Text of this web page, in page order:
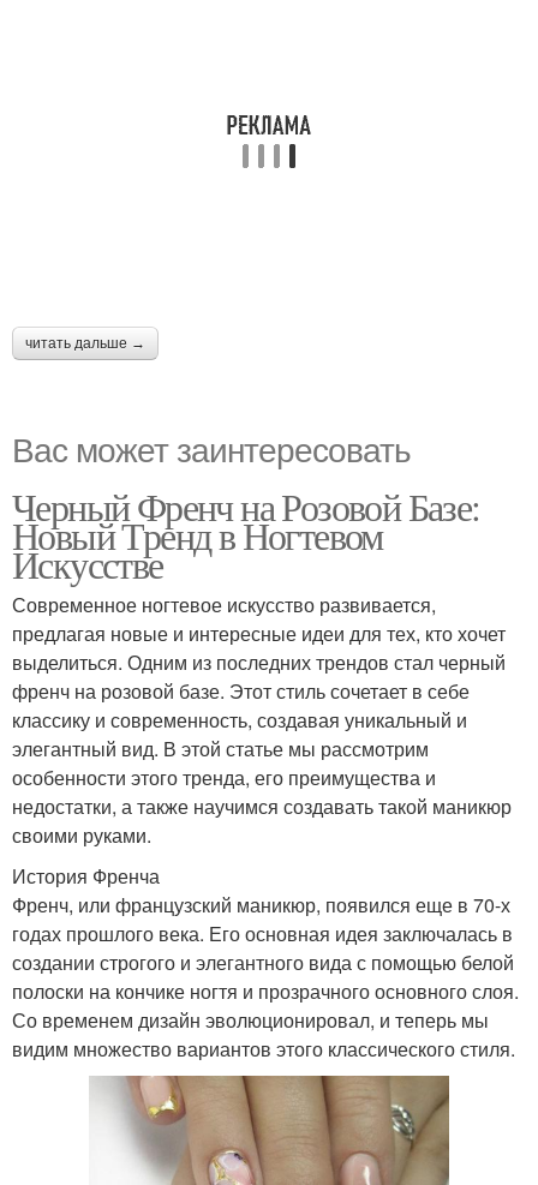
читать дальше →
Вас может заинтересовать
Черный Френч на Розовой Базе:
Новый Тренд в Ногтевом
Искусстве
Современное ногтевое искусство развивается,
предлагая новые и интересные идеи для тех, кто хочет
выделиться. Одним из последних трендов стал черный
френч на розовой базе. Этот стиль сочетает в себе
классику и современность, создавая уникальный и
элегантный вид. В этой статье мы рассмотрим
особенности этого тренда, его преимущества и
недостатки, а также научимся создавать такой маникюр
своими руками.
История Френча
Френч, или французский маникюр, появился еще в 70-х
годах прошлого века. Его основная идея заключалась в
создании строгого и элегантного вида с помощью белой
полоски на кончике ногтя и прозрачного основного слоя.
Со временем дизайн эволюционировал, и теперь мы
видим множество вариантов этого классического стиля.